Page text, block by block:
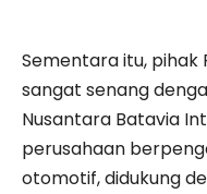
Sementara itu, pihak
sangat senang
Nusantara Batavia
perusahaan
otomotif, didukung